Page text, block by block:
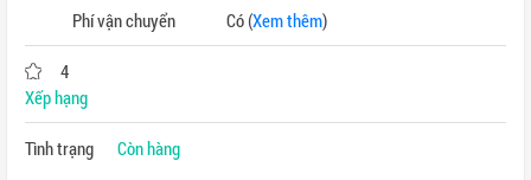
Phí vận chuyển
Có (Xem thêm)
4
Xếp hạng
Tình trạng Còn hàng